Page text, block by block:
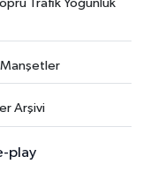
Trafik Yoğunluk
Manşetler
Arşivi